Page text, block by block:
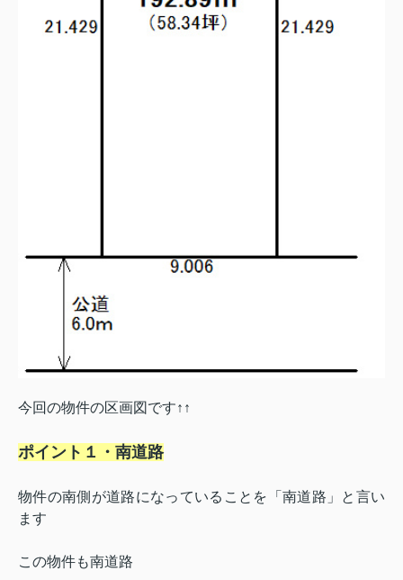
今回の物件の区画図です↑↑
ポイント１・南道路
物件の南側が道路になっていることを「南道路」と言い
ます
この物件も南道路